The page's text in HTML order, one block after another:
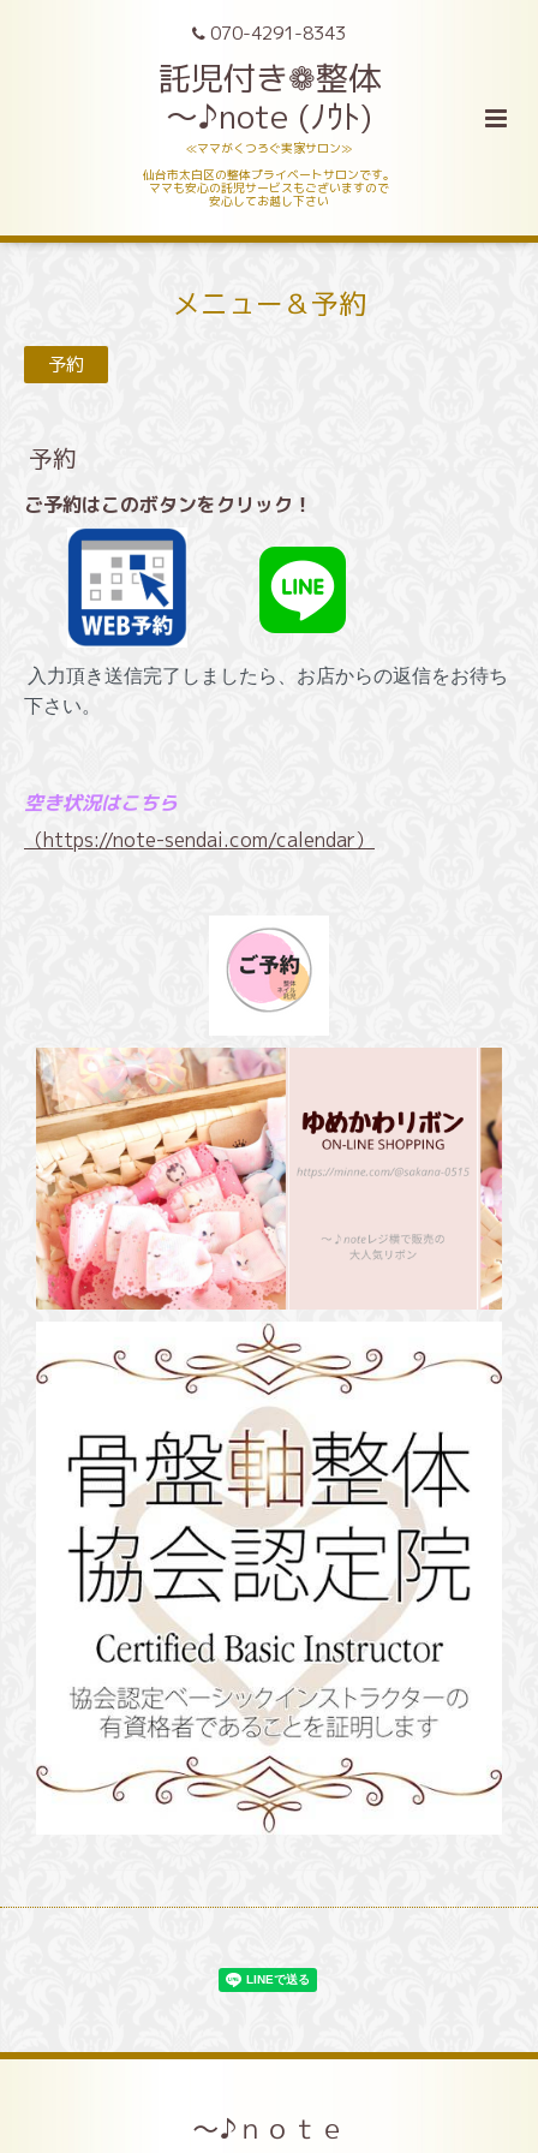
070-4291-8343
託児付き❁整体
～♪note (ﾉｳﾄ)
≪ママがくつろぐ実家サロン≫
仙台市太白区の整体プライベートサロンです。
ママも安心の託児サービスもございますので
安心してお越し下さい
メニュー＆予約
予約
予約
ご予約はこのボタンをクリック！
入力頂き送信完了しましたら、お店からの返信をお待ち
下さい。
空き状況はこちら
（https://note-sendai.com/calendar）
～♪ｎｏｔｅ